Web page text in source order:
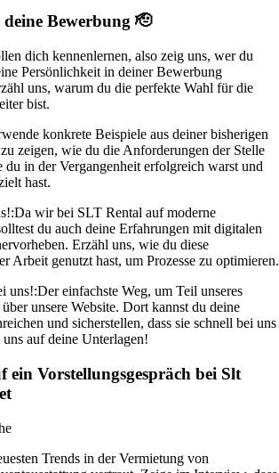
Bewerbung 🫡
dich kennenlernen, also zeig uns, wer du
Persönlichkeit in deiner Bewerbung
uns, warum du die perfekte Wahl für die
bist.
konkrete Beispiele aus deiner bisherigen
zeigen, wie du die Anforderungen der Stelle
in der Vergangenheit erfolgreich warst und
hast.
Da wir bei SLT Rental auf moderne
du auch deine Erfahrungen mit digitalen
Erzähl uns, wie du diese
Arbeit genutzt hast, um Prozesse zu optimieren.
uns!:Der einfachste Weg, um Teil unseres
unsere Website. Dort kannst du deine
und sicherstellen, dass sie schnell bei uns
auf deine Unterlagen!
ein Vorstellungsgespräch bei Slt
Trends in der Vermietung von